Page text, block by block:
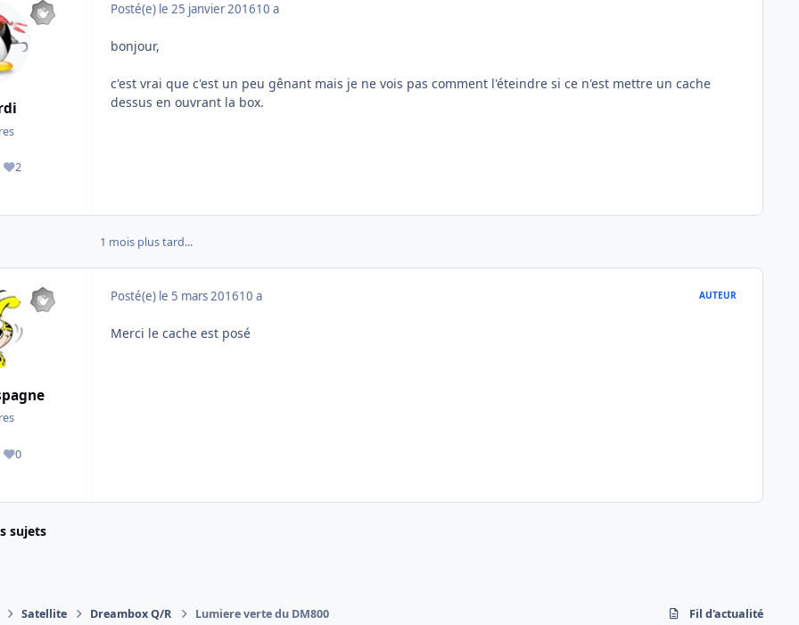
2
Réputation
Posté(e) le 25 janvier 201610 a
bonjour,
c'est vrai que c'est un peu gênant mais je ne vois pas comment l'éteindre si ce n'est mettre un cache
dessus en ouvrant la box.
1 mois plus tard...
0
Réputation
Posté(e) le 5 mars 201610 a AUTEUR
Merci le cache est posé
sujets
Satellite Dreambox Q/R Lumiere verte du DM800 Fil d'actualité